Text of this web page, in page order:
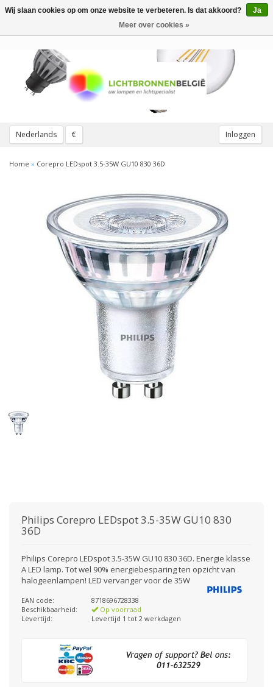
Nederlands € Inloggen
Toggle
Home » Corepro LEDspot 3.5-35W GU10 830 36D
Philips Corepro LEDspot 3.5-35W GU10 830
36D
Philips Corepro LEDspot 3.5-35W GU10 830 36D. Energie klasse
A LED lamp. Tot wel 90% energiebesparing ten opzicht van
halogeenlampen! LED vervanger voor de 35W
EAN code:
8718696728338
Beschikbaarheid:
Op voorraad
Levertijd:
Levertijd 1 tot 2 werkdagen
Wij slaan cookies op om onze website te verbeteren. Is dat akkoord?
Ja
Meer over cookies »